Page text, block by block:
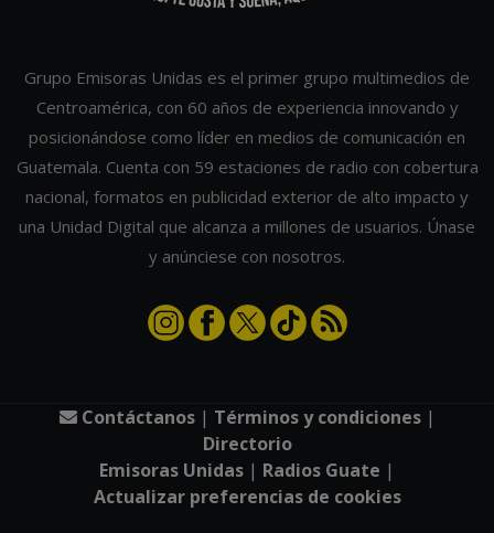
Grupo Emisoras Unidas es el primer grupo multimedios de
Centroamérica, con 60 años de experiencia innovando y
posicionándose como líder en medios de comunicación en
Guatemala. Cuenta con 59 estaciones de radio con cobertura
nacional, formatos en publicidad exterior de alto impacto y
una Unidad Digital que alcanza a millones de usuarios. Únase
y anúnciese con nosotros.
Contáctanos| Términos y condiciones|
Directorio
Emisoras Unidas | Radios Guate |
Actualizar preferencias de cookies